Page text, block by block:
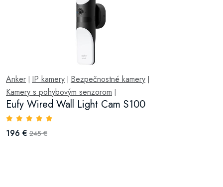
Anker IP kamery Bezpečnostné kamery
Kamery s pohybovým senzorom
Eufy Wired Wall Light Cam S100
196 € 245 €